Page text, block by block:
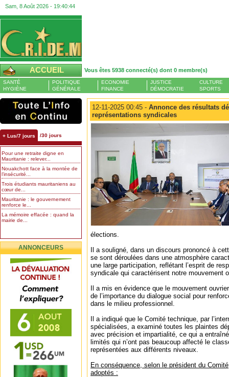
Sam, 8 Août 2026 - 19:40:44
ACCUEIL Vous êtes 5938 connecté(s) dont 0 membre(s)
SANTÉ
HYGIÈNE
POLITIQUE
GÉNÉRALE
ECONOMIE
FINANCE
JUSTICE
DÉMOCRATIE
CULTURE
SPORTS
+ Lus/7 jours /30 jours
Pour une retraite digne en
Mauritanie : relever...
Nouakchott face à la montée de
l’insécurité...
Trois étudiants mauritaniens au
cœur de...
Mauritanie : le gouvernement
renforce le...
La mémoire effacée : quand la
mairie de...
ANNONCEURS
12-11-2025 00:45 - Annonce des résultats
représentations syndicales
élections.
Il a souligné, dans un discours prononcé à
se sont déroulées dans une atmosphère
une large participation, reflétant l’esprit de
syndicale qui caractérisent notre mouvement
Il a mis en évidence que le mouvement
de l’importance du dialogue social pour
dans le milieu professionnel.
Il a indiqué que le Comité technique, par
spécialisées, a examiné toutes les plaintes
avec précision et impartialité, ce qui a
limités qui n’ont pas beaucoup affecté le
représentées aux différents niveaux.
En conséquence, selon le président du
adoptés :